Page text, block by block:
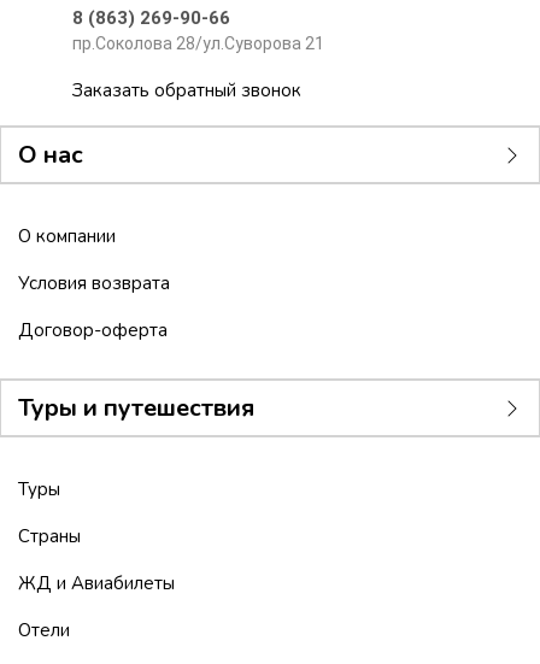
8 (863) 269-90-66
пр.Соколова 28/ул.Суворова 21
Заказать обратный звонок
О нас
О компании
Условия возврата
Договор-оферта
Туры и путешествия
Туры
Страны
ЖД и Авиабилеты
Отели